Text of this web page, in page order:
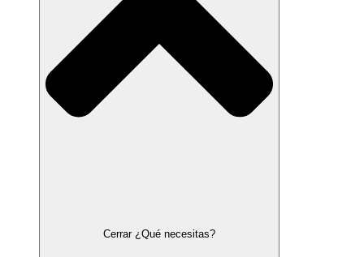
Cerrar ¿Qué necesitas?